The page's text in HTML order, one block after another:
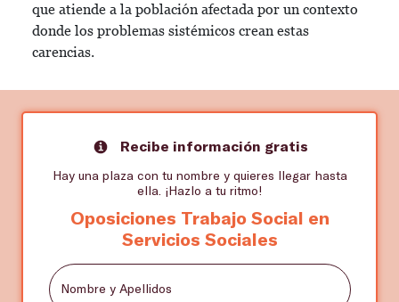
que atiende a la población afectada por un contexto
donde los problemas sistémicos crean estas
carencias.
Recibe información gratis
Hay una plaza con tu nombre y quieres llegar hasta
ella. ¡Hazlo a tu ritmo!
Oposiciones Trabajo Social en
Servicios Sociales
Nombre y Apellidos